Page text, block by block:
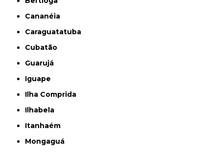
Cananéia
Caraguatatuba
Cubatão
Guarujá
Iguape
Ilha Comprida
Ilhabela
Itanhaém
Mongaguá